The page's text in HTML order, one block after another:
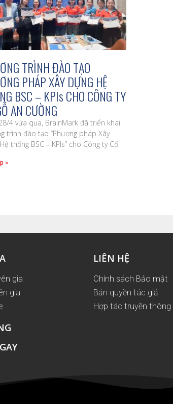
TRÌNH ĐÀO TẠO
PHÁP XÂY DỰNG HỆ
BSC – KPIs CHO CÔNG TY
AN CƯỜNG
4 vừa qua, BrainMark đã triển khai
trình đào tạo “Phương pháp Xây
thống BSC – KPIs” cho Công ty Cổ
»
gia
gia
LIÊN HỆ
Chính sách Bảo mật
Bản quyền tác giả
Hợp tác truyền thông